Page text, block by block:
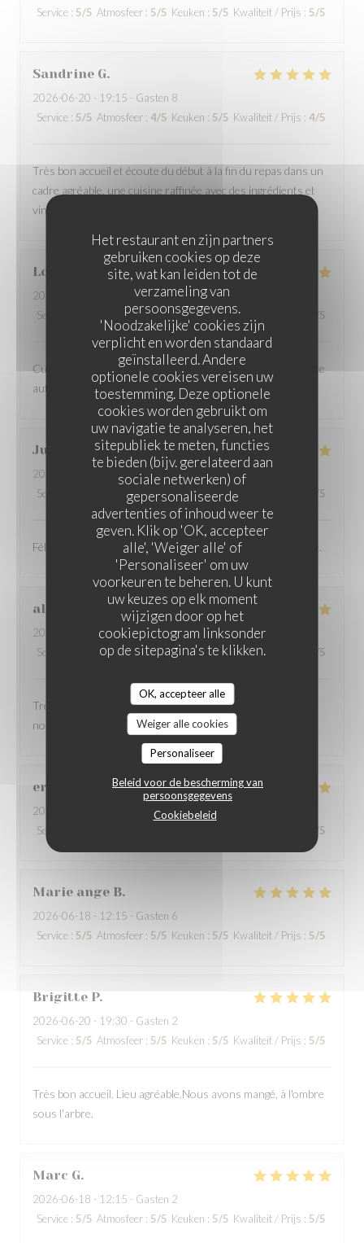
Het restaurant en zijn partners
gebruiken cookies op deze
site, wat kan leiden tot de
verzameling van
persoonsgegevens.
'Noodzakelijke' cookies zijn
verplicht en worden standaard
geïnstalleerd. Andere
optionele cookies vereisen uw
toestemming. Deze optionele
cookies worden gebruikt om
uw navigatie te analyseren, het
sitepubliek te meten, functies
te bieden (bijv. gerelateerd aan
sociale netwerken) of
gepersonaliseerde
advertenties of inhoud weer te
geven. Klik op 'OK, accepteer
alle', 'Weiger alle' of
'Personaliseer' om uw
voorkeuren te beheren. U kunt
uw keuzes op elk moment
wijzigen door op het
cookiepictogram linksonder
op de sitepagina's te klikken.
OK, accepteer alle
Weiger alle cookies
Personaliseer
Beleid voor de bescherming van
persoonsgegevens
Cookiebeleid
Service : 5/5 Atmosfeer : 5/5 Keuken : 5/5 Kwaliteit / Prijs : 5/5
Sandrine G
2026-06-20 - 19:15 - Gasten 8
Service : 5/5 Atmosfeer : 4/5 Keuken : 5/5 Kwaliteit / Prijs : 4/5
Très bon accueil et écoute du début à la fin du repas dans un
cadre agréable. une cuisine raffinée avec des ingrédients et
vins locaux sans oublier le cocktail du moment
Louis
2026-06-18
- 12:30 - Gasten 5
Service
Atmosfeer : 5/5 Keuken:5/5 Kwaliteit / Prijs /5
Cuisine de qualité, accueil et service très aimables. Ambiance
authentique. Prix modérés vu la qualité.Excellente adresse.
Julien
2026-06-18
- 19:45 - Gasten 2
Service
Atmosfeer: 4/5 Keuken:5/5 Kwaliteit / Prijs /5
Félicitations à vous, je recommande vraiment cette adresse.
alain
2026-06-18
- 12:00 - Gasten 2
Service
Atmosfeer:5/5 Keuken : 5 /5 Kwaliteit / Prijs /5
Très bon accueil, service et explication des plats super, et
nourriture ecellente
eric
2026-06-21
- 12:30 - Gasten 8
Service
/5
Marie ange B
2026-06-18 - 12:15 - Gasten 6
Service : 5/5 Atmosfeer : 5/5 Keuken : 5/5 Kwaliteit / Prijs : 5/5
Brigitte P
2026-06-20 - 19:30 - Gasten 2
Service : 5/5 Atmosfeer : 5/5 Keuken : 5/5 Kwaliteit / Prijs : 5/5
Très bon accueil. Lieu agréable.Nous avons mangé, à l'ombre
sous l'arbre.
Marc G
2026-06-18 - 12:15 - Gasten 2
Service : 5/5 Atmosfeer : 5/5 Keuken : 5/5 Kwaliteit / Prijs : 5/5
LA TABLE DU PAVAIL